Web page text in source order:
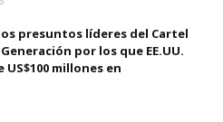
presuntos líderes del Cartel
por los que EE.UU.
US$100 millones en